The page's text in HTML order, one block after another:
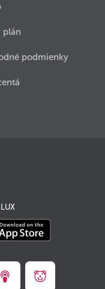
plán
podmienky